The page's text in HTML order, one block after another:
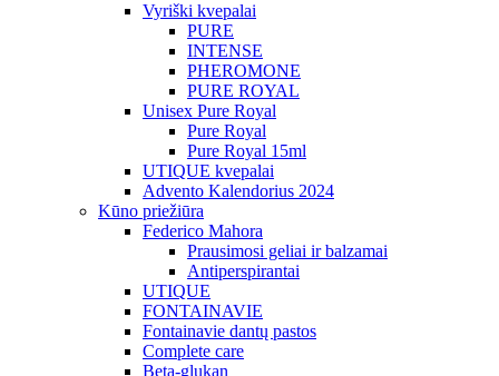
Vyriški kvepalai
PURE
INTENSE
PHEROMONE
PURE ROYAL
Unisex Pure Royal
Pure Royal
Pure Royal 15ml
UTIQUE kvepalai
Advento Kalendorius 2024
Kūno priežiūra
Federico Mahora
Prausimosi geliai ir balzamai
Antiperspirantai
UTIQUE
FONTAINAVIE
Fontainavie dantų pastos
Complete care
Beta-glukan